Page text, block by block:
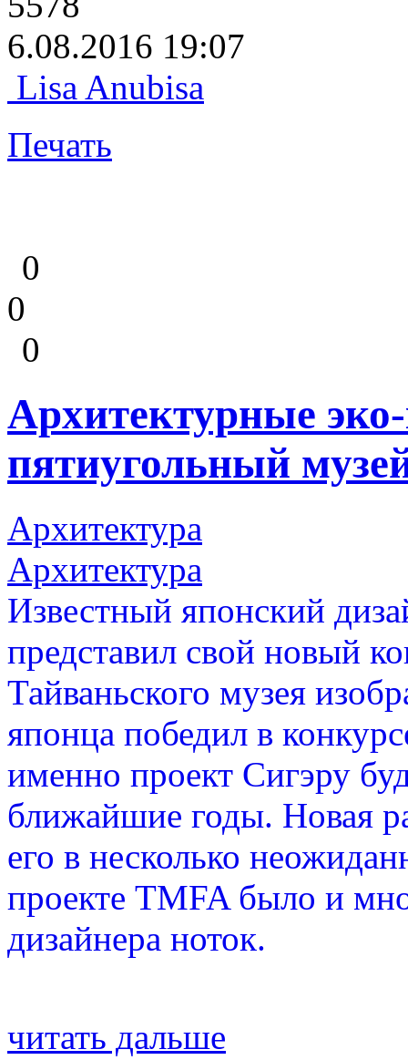
6.08.2016 19:07
Lisa Anubisa
Печать
0
0
0
Архитектурные
пятиугольный
Архитектура
Архитектура
Известный японский
представил свой новый
Тайваньского музея
японца победил в
именно проект Сигэру
ближайшие годы. Новая
его в несколько
проекте TMFA было и
дизайнера ноток.
читать дальше